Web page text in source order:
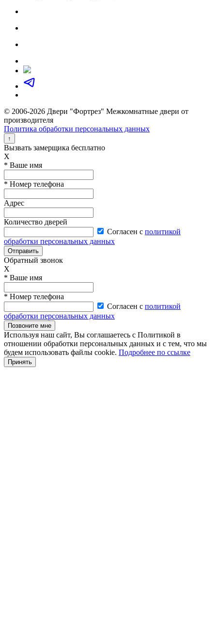
© 2006-2026 Двери "Фортрез" Межкомнатные двери от
производителя
Политика обработки персональных данных
↑
Вызвать замерщика бесплатно
X
* Ваше имя
* Номер телефона
Адрес
Количество дверей
Согласен с политикой
обработки персональных данных
Отправить
Обратный звонок
X
* Ваше имя
* Номер телефона
Согласен с политикой
обработки персональных данных
Позвоните мне
Используя наш сайт, Вы соглашаетесь с Политикой в
отношении обработки персональных данных и с тем, что мы
будем использовать файлы cookie. Подробнее по ссылке
Принять